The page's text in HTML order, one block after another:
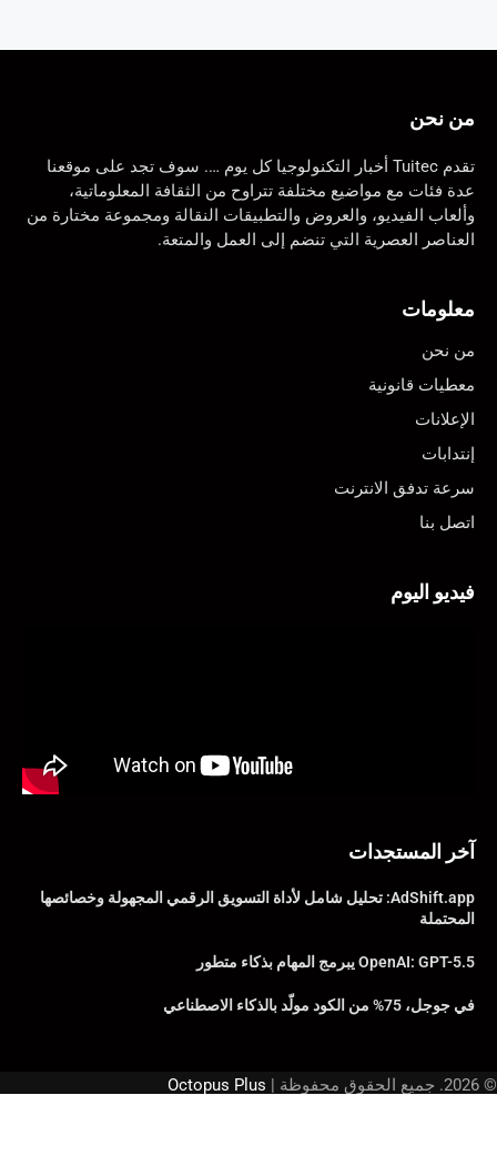
من نحن
تقدم Tuitec أخبار التكنولوجيا كل يوم …. سوف تجد على موقعنا
عدة فئات مع مواضيع مختلفة تتراوح من الثقافة المعلوماتية،
وألعاب الفيديو، والعروض والتطبيقات النقالة ومجموعة مختارة من
العناصر العصرية التي تنضم إلى العمل والمتعة.
معلومات
من نحن
معطيات قانونية
الإعلانات
إنتدابات
سرعة تدفق الانترنت
اتصل بنا
فيديو اليوم
آخر المستجدات
AdShift.app: تحليل شامل لأداة التسويق الرقمي المجهولة وخصائصها
المحتملة
OpenAI: GPT-5.5 يبرمج المهام بذكاء متطور
في جوجل، 75% من الكود مولّد بالذكاء الاصطناعي
© 2026. جميع الحقوق محفوظة | Octopus Plus